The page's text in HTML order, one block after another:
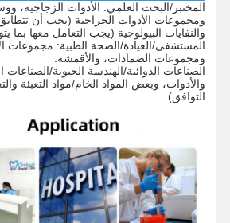
المختبر/البحث العلمي: الأدوات الزجاجية،
ومجموعات الأدوات الجراحية (يجب أن
والنفايات البيولوجية (يجب التعامل معها بما
المستشفى/العيادة/الصحة الطبية: مجموعات
ومجموعات الضمادات، والأقمشة.
الصناعات الدوائية/الهندسة الحيوية/الصناعات
والأدوات، وبعض المواد الخام/مواد التعبئة
التوافق).